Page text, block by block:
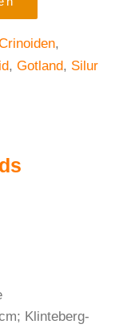
,
, Gotland, Silur
Klinteberg-